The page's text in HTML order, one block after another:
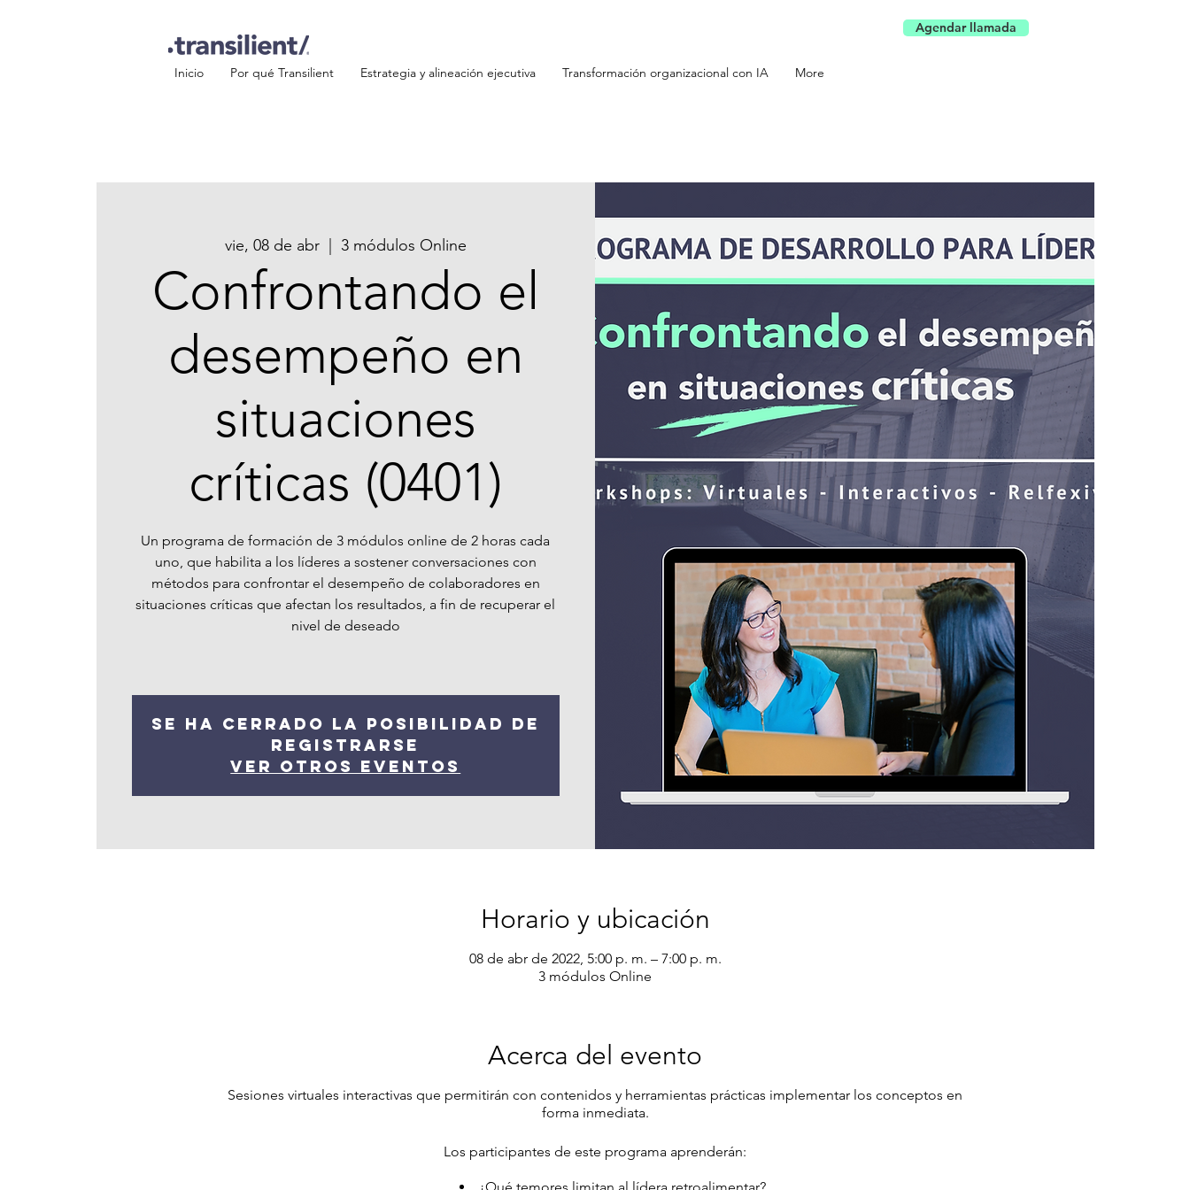
Agendar llamada
Inicio Por qué Transilient Estrategia y alineación ejecutiva Transformación organizacional con IA More
vie, 08 de abr
  |
3 módulos Online
Confrontando el
desempeño en
situaciones
críticas (0401)
Un programa de formación de 3 módulos online de 2 horas cada
uno, que habilita a los líderes a sostener conversaciones con
métodos para confrontar el desempeño de colaboradores en
situaciones críticas que afectan los resultados, a fin de recuperar el
nivel de deseado
Se ha cerrado la posibilidad de
registrarse
Ver otros eventos
Horario y ubicación
08 de abr de 2022, 5:00 p. m. – 7:00 p. m.
3 módulos Online
Acerca del evento
Sesiones virtuales interactivas que permitirán con contenidos y herramientas prácticas implementar los conceptos en
forma inmediata.
Los participantes de este programa aprenderán: